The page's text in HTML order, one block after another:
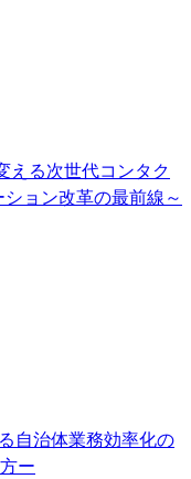
える次世代コンタク
ョン改革の最前線～
自治体業務効率化の
ー